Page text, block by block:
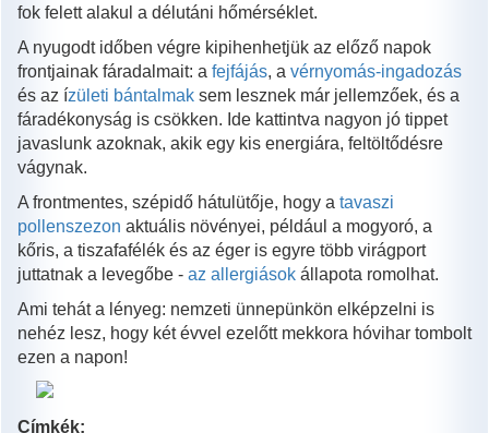
fok felett alakul a délutáni hőmérséklet.
A nyugodt időben végre kipihenhetjük az előző napok
frontjainak fáradalmait: a fejfájás, a vérnyomás-ingadozás
és az ízületi bántalmak sem lesznek már jellemzőek, és a
fáradékonyság is csökken. Ide kattintva nagyon jó tippet
javaslunk azoknak, akik egy kis energiára, feltöltődésre
vágynak.
A frontmentes, szépidő hátulütője, hogy a tavaszi
pollenszezon aktuális növényei, például a mogyoró, a
kőris, a tiszafafélék és az éger is egyre több virágport
juttatnak a levegőbe - az allergiások állapota romolhat.
Ami tehát a lényeg: nemzeti ünnepünkön elképzelni is
nehéz lesz, hogy két évvel ezelőtt mekkora hóvihar tombolt
ezen a napon!
Címkék: